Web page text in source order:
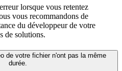
lorsque vous retentez
vous recommandons de
du développeur de votre
de solutions.
de votre fichier n'ont pas la même
durée.